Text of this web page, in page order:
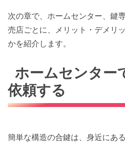
次の章で、ホームセンター、鍵
売店ごとに、メリット・デメリ
かを紹介します。
ホームセンター
依頼する
簡単な構造の合鍵は、身近にあ